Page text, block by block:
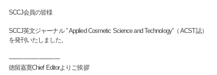
SCCJ会員の皆様
SCCJ英文ジャーナル ” Applied Cosmetic Science and Technology”（ ACST誌）
を発刊いたしました。
----------------------------------
徳留嘉寛Chief Editorよりご挨拶